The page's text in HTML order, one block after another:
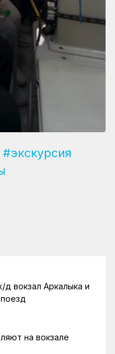
#экскурсия
вокзал Аркалыка и
на вокзале